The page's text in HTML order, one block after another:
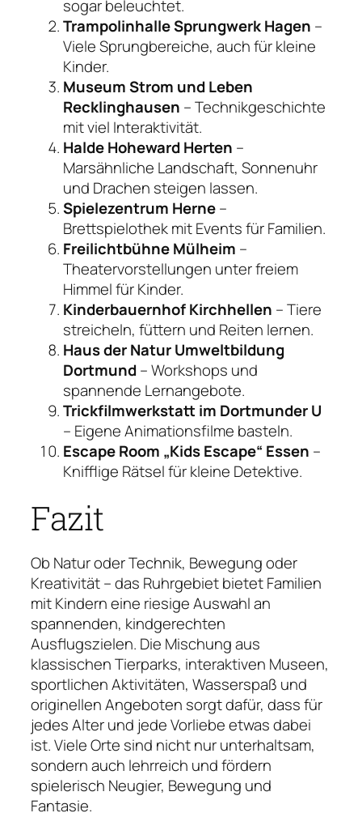
sogar beleuchtet.
Trampolinhalle Sprungwerk Hagen –
Viele Sprungbereiche, auch für kleine
Kinder.
Museum Strom und Leben
Recklinghausen – Technikgeschichte
mit viel Interaktivität.
Halde Hoheward Herten –
Marsähnliche Landschaft, Sonnenuhr
und Drachen steigen lassen.
Spielezentrum Herne–
Brettspielothek mit Events für Familien.
Freilichtbühne Mülheim –
Theatervorstellungen unter freiem
Himmel für Kinder.
Kinderbauernhof Kirchhellen – Tiere
streicheln, füttern und Reiten lernen.
Haus der Natur Umweltbildung
Dortmund– Workshops und
spannende Lernangebote.
Trickfilmwerkstatt im Dortmunder U
– Eigene Animationsfilme basteln.
Escape Room „Kids Escape“ Essen –
Knifflige Rätsel für kleine Detektive.
Fazit
Ob Natur oder Technik, Bewegung oder
Kreativität – das Ruhrgebiet bietet Familien
mit Kindern eine riesige Auswahl an
spannenden, kindgerechten
Ausflugszielen. Die Mischung aus
klassischen Tierparks, interaktiven Museen,
sportlichen Aktivitäten, Wasserspaß und
originellen Angeboten sorgt dafür, dass für
jedes Alter und jede Vorliebe etwas dabei
ist. Viele Orte sind nicht nur unterhaltsam,
sondern auch lehrreich und fördern
spielerisch Neugier, Bewegung und
Fantasie.